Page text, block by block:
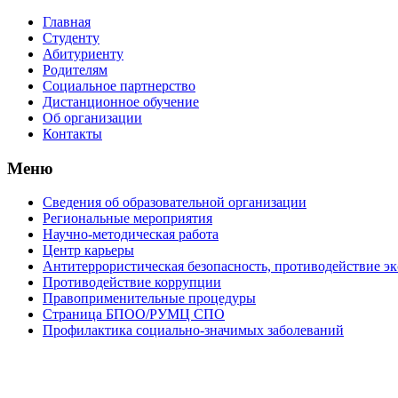
Главная
Студенту
Абитуриенту
Родителям
Социальное партнерство
Дистанционное обучение
Об организации
Контакты
Меню
Сведения об образовательной организации
Региональные мероприятия
Научно-методическая работа
Центр карьеры
Антитеррористическая безопасность, противодействие
Противодействие коррупции
Правоприменительные процедуры
Страница БПОО/РУМЦ CПO
Профилактика социально-значимых заболеваний